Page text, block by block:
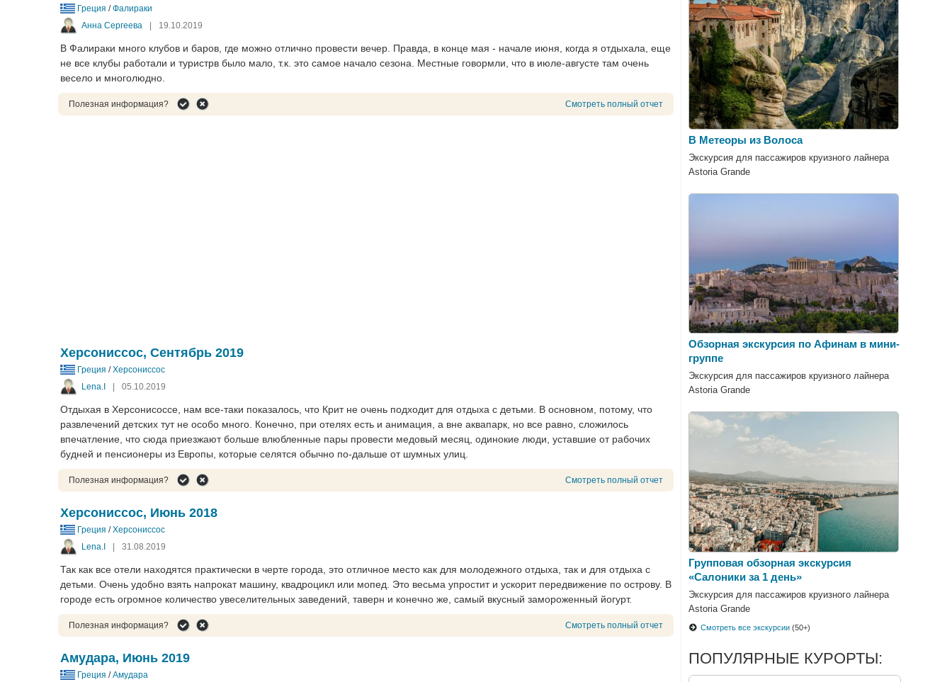
Греция /Фалираки
Анна Сергеева
19.10.2019
В Фалираки много клубов и баров, где можно отлично провести вечер. Правда, в конце мая - начале июня, когда я отдыхала, еще
не все клубы работали и туристрв было мало, т.к. это самое начало сезона. Местные говормли, что в июле-августе там очень
весело и многолюдно.
Полезная информация? Смотреть полный отчет
Херсониссос, Сентябрь 2019
Греция /Херсониссос
Lena.I
05.10.2019
Отдыхая в Херсонисоссе, нам все-таки показалось, что Крит не очень подходит для отдыха с детьми. В основном, потому, что
развлечений детских тут не особо много. Конечно, при отелях есть и анимация, а вне аквапарк, но все равно, сложилось
впечатление, что сюда приезжают больше влюбленные пары провести медовый месяц, одинокие люди, уставшие от рабочих
будней и пенсионеры из Европы, которые селятся обычно по-дальше от шумных улиц.
Полезная информация? Смотреть полный отчет
Херсониссос, Июнь 2018
Греция /Херсониссос
Lena.I
| 31.08.2019
Так как все отели находятся практически в черте города, это отличное место как для молодежного отдыха, так и для отдыха с
детьми. Очень удобно взять напрокат машину, квадроцикл или мопед. Это весьма упростит и ускорит передвижение по острову. В
городе есть огромное количество увеселительных заведений, таверн и конечно же, самый вкусный замороженный йогурт.
Полезная информация? Смотреть полный отчет
Амудара, Июнь 2019
Греция /Амудара
В Метеоры из Волоса
Экскурсия для пассажиров круизного лайнера
Astoria Grande
Обзорная экскурсия по Афинам в мини-
группе
Экскурсия для пассажиров круизного лайнера
Astoria Grande
Групповая обзорная экскурсия
«Салоники за 1 день»
Экскурсия для пассажиров круизного лайнера
Astoria Grande
Смотреть все экскурсии (50+)
ПОПУЛЯРНЫЕ КУРОРТЫ: